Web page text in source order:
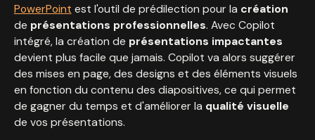
PowerPoint est l'outil de prédilection pour la création
de présentations professionnelles. Avec Copilot
intégré, la création de présentations impactantes
devient plus facile que jamais. Copilot va alors suggérer
des mises en page, des designs et des éléments visuels
en fonction du contenu des diapositives, ce qui permet
de gagner du temps et d'améliorer la qualité visuelle
de vos présentations.